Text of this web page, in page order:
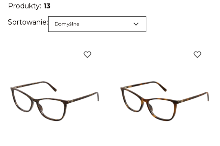
Produkty: 13
Lista produktów
Sortowanie: Domyślne
Domyślne